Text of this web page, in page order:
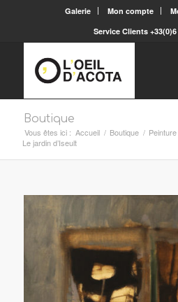
Galerie Mon compte
Service Clients +33(0)6
Boutique
Vous êtes ici : Accueil / Boutique / Peinture
Le jardin d’Iseult